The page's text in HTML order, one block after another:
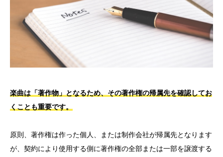
楽曲は「著作物」となるため、その著作権の帰属先を確認してお
くことも重要です。
原則、著作権は作った個人、または制作会社が帰属先となります
が、契約により使用する側に著作権の全部または一部を譲渡する